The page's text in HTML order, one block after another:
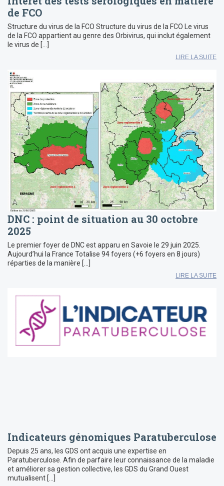
de FCO
Structure du virus de la FCO Structure du virus de la FCO Le virus
de la FCO appartient au genre des Orbivirus, qui inclut également
le virus de […]
LIRE LA SUITE
DNC : point de situation au 30 octobre
2025
Le premier foyer de DNC est apparu en Savoie le 29 juin 2025.
Aujourd’hui la France Totalise 94 foyers (+6 foyers en 8 jours)
réparties de la manière […]
LIRE LA SUITE
Indicateurs génomiques Paratuberculose
Depuis 25 ans, les GDS ont acquis une expertise en
Paratuberculose. Afin de parfaire leur connaissance de la maladie
et améliorer sa gestion collective, les GDS du Grand Ouest
mutualisent […]